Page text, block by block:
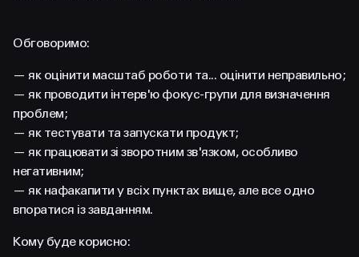
Обговоримо:
— як оцінити масштаб роботи та... оцінити неправильно;
— як проводити інтерв'ю фокус-групи для визначення
проблем;
— як тестувати та запускати продукт;
— як працювати зі зворотним зв'язком, особливо
негативним;
— як нафакапити у всіх пунктах вище, але все одно
впоратися із завданням.
Кому буде корисно: